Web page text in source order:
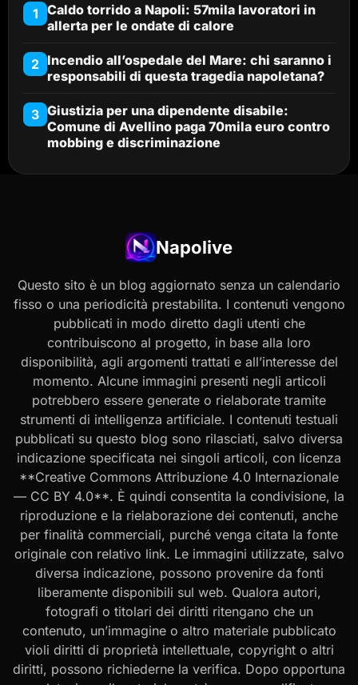
1 Caldo torrido a Napoli: 57mila lavoratori in
allerta per le ondate di calore
2 Incendio all’ospedale del Mare: chi saranno i
responsabili di questa tragedia napoletana?
3 Giustizia per una dipendente disabile:
Comune di Avellino paga 70mila euro contro
mobbing e discriminazione
Napolive
Questo sito è un blog aggiornato senza un calendario
fisso o una periodicità prestabilita. I contenuti vengono
pubblicati in modo diretto dagli utenti che
contribuiscono al progetto, in base alla loro
disponibilità, agli argomenti trattati e all’interesse del
momento. Alcune immagini presenti negli articoli
potrebbero essere generate o rielaborate tramite
strumenti di intelligenza artificiale. I contenuti testuali
pubblicati su questo blog sono rilasciati, salvo diversa
indicazione specificata nei singoli articoli, con licenza
**Creative Commons Attribuzione 4.0 Internazionale
— CC BY 4.0**. È quindi consentita la condivisione, la
riproduzione e la rielaborazione dei contenuti, anche
per finalità commerciali, purché venga citata la fonte
originale con relativo link. Le immagini utilizzate, salvo
diversa indicazione, possono provenire da fonti
liberamente disponibili sul web. Qualora autori,
fotografi o titolari dei diritti ritengano che un
contenuto, un’immagine o altro materiale pubblicato
violi diritti di proprietà intellettuale, copyright o altri
diritti, possono richiederne la verifica. Dopo opportuna